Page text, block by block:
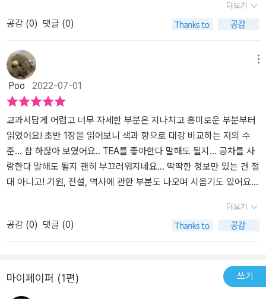
을 담기 위해 노력했다. 저자는 현재 홍대입구역 근처 오피스텔에서
‘문기영홍차아카데미’를 열고 소규모 강연을 하고 있다. 저자가 직접
우린 다양한 종류의 홍차를 즐기면서 홍차의 세계에 빠져들고 싶은
독자들을 기다리고 있다.
없을 정도라니 이런 정보를 어디서 얻겠는가.특히 저자가 해외 홍차
여행으로 보고 듣고 느낀 바를 서술해 놓아 현지의 이야기들이 매우
흥미로웠고 직접 경험한 꿀팁이 가득해 홍차를 자주 마시는 나에게도
큰 도움이 되었다.홍차의 품질 향상을 위한 전 세계적 노력은 지금까
지도 이어진다고 하니 앞으로도 꾸준히 발전할 홍차의 미래가 기대된
다.완독 후 서문에서 언급한 책 분량이 많아져 몇 개의 장이 생략되었
다는 사실이 얼마나 아쉽던지.공들여 정말 정성이 가득 깃든 열정으
로 쓴 홍차 이야기를 일게 되어 정말 과분하게도 감사한 기분이었고,
홍차에 대해 품은 우려 역시 저자의 홍차에 대한 애정으로 느껴졌다.
이번 도서로 역사와 정치에도 밀접한 연관이 있는 홍차의 매력에 푹
빠졌기에 홍차 수업2가 기대된다.완화된 코로나 상황에 저자가 추천
한 숙소와 여행지들, 유구한 역사의 홍차 매장으로 홍차 여행을 하고
가의 원 데이 클래스도 함께.다구를 구비하며 우선 '차' 는 단어를 만
든 육우의 다경을 찾아보아야겠다.
더보기
공감 (0) 댓글 (0)
Poo 2022-07-01
교과서답게 어렵고 너무 자세한 부분은 지나치고 흥미로운 부분부터
읽었어요! 초반 1장을 읽어보니 색과 향으로 대강 비교하는 저의 수
준... 참 하찮아 보였어요.. TEA를 좋아한다 말해도 될지... 공차를 사
랑한다 말해도 될지 괜히 부끄러워지네요... 딱딱한 정보만 있는 건 절
대 아니고! 기원, 전설, 역사에 관한 부분도 나오며 시음기도 있어요!
나와요! 물론 우리나라도! 애프터눈 같은 관습에 대한 이야기도 보면
재미있어요! 새로운 걸 알아가는 건 언제나 짜릿해요! 정말 차를 사랑
하시는 작가님의 마음이 보이는 편도 있고 중간중간 이해를 돕기 위
을 따라가면 역사와 매장, 변화 등 브랜드에 대해서도 알아볼 수 있어
요! 이 부분을 보면 작가님의 정말 홍차 찐사랑이 느껴져요! 오로지 홍
더보기
공감 (0) 댓글 (0)
마이페이퍼 (1편) 쓰기